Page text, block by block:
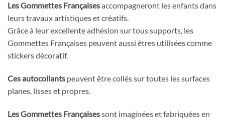
Les Gommettes Françaisesaccompagneront les enfants dans
leurs travaux artistiques et créatifs.
Grâce à leur excellente adhésion sur tous supports, les
Gommettes Françaises peuvent aussi êtres utilisées comme
stickers décoratif.
Ces autocollants peuvent être collés sur toutes les surfaces
planes, lisses et propres.
Les Gommettes Françaisessont imaginées et fabriquées en